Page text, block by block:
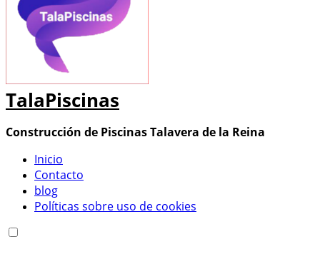
TalaPiscinas
Construcción de Piscinas Talavera de la Reina
Inicio
Contacto
blog
Políticas sobre uso de cookies